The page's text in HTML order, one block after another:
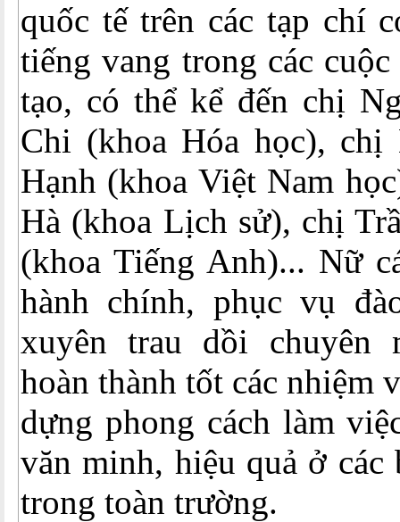
quốc tế trên các tạp chí
tiếng vang trong các
tạo, có thể kể đến chị
Chi (khoa Hóa học),
Hạnh (khoa Việt Nam
Hà (khoa Lịch sử), chị
(khoa Tiếng Anh)... Nữ
hành chính, phục vụ
xuyên trau dồi chuyên
hoàn thành tốt các nhiệm
dựng phong cách làm
văn minh, hiệu quả ở các
trong toàn trường.